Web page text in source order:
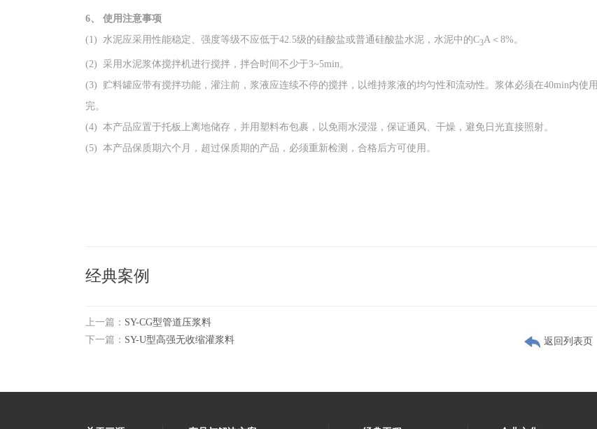
6、 使用注意事项
(1) 水泥应采用性能稳定、强度等级不应低于42.5级的硅酸盐或普通硅酸盐水泥，水泥中的C3A＜8%。
(2) 采用水泥浆体搅拌机进行搅拌，拌合时间不少于3~5min。
(3) 贮料罐应带有搅拌功能，灌注前，浆液应连续不停的搅拌，以维持浆液的均匀性和流动性。浆体必须在40min内使用
完。
(4) 本产品应置于托板上离地储存，并用塑料布包裹，以免雨水浸湿，保证通风、干燥，避免日光直接照射。
(5) 本产品保质期六个月，超过保质期的产品，必须重新检测，合格后方可使用。
经典案例
上一篇： SY-CG型管道压浆料
下一篇： SY-U型高强无收缩灌浆料 返回列表页